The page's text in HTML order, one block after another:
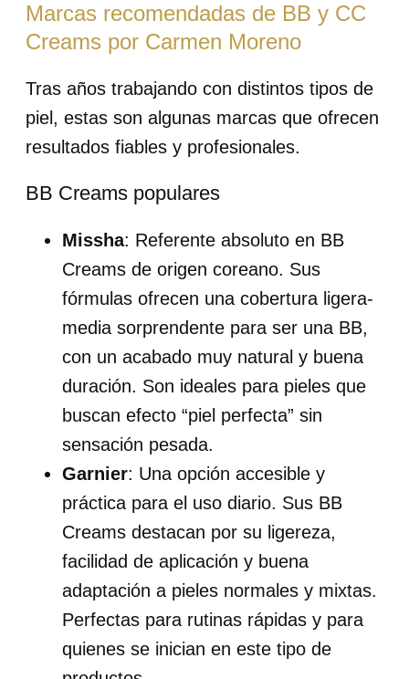
Marcas recomendadas de BB y CC
Creams por Carmen Moreno
Tras años trabajando con distintos tipos de
piel, estas son algunas marcas que ofrecen
resultados fiables y profesionales.
BB Creams populares
Missha: Referente absoluto en BB
Creams de origen coreano. Sus
fórmulas ofrecen una cobertura ligera-
media sorprendente para ser una BB,
con un acabado muy natural y buena
duración. Son ideales para pieles que
buscan efecto “piel perfecta” sin
sensación pesada.
Garnier: Una opción accesible y
práctica para el uso diario. Sus BB
Creams destacan por su ligereza,
facilidad de aplicación y buena
adaptación a pieles normales y mixtas.
Perfectas para rutinas rápidas y para
quienes se inician en este tipo de